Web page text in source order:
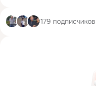
179 подписчиков